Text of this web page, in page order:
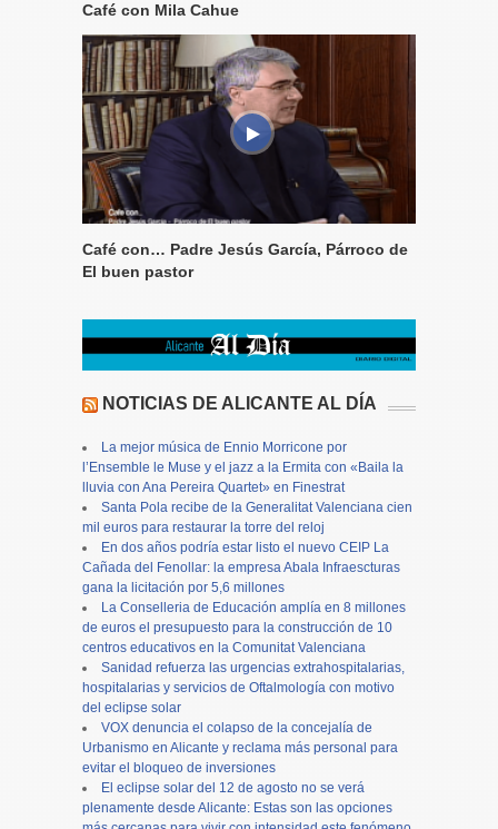
Café con Mila Cahue
Café con… Padre Jesús García, Párroco de
El buen pastor
NOTICIAS DE ALICANTE AL DÍA
La mejor música de Ennio Morricone por
l’Ensemble le Muse y el jazz a la Ermita con «Baila la
lluvia con Ana Pereira Quartet» en Finestrat
Santa Pola recibe de la Generalitat Valenciana cien
mil euros para restaurar la torre del reloj
En dos años podría estar listo el nuevo CEIP La
Cañada del Fenollar: la empresa Abala Infraescturas
gana la licitación por 5,6 millones
La Conselleria de Educación amplía en 8 millones
de euros el presupuesto para la construcción de 10
centros educativos en la Comunitat Valenciana
Sanidad refuerza las urgencias extrahospitalarias,
hospitalarias y servicios de Oftalmología con motivo
del eclipse solar
VOX denuncia el colapso de la concejalía de
Urbanismo en Alicante y reclama más personal para
evitar el bloqueo de inversiones
El eclipse solar del 12 de agosto no se verá
plenamente desde Alicante: Estas son las opciones